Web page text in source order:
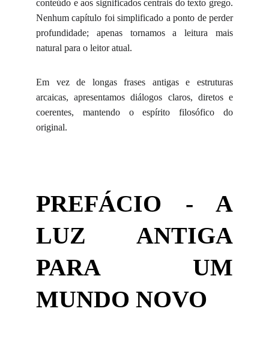
conteúdo e aos significados centrais do texto grego.
Nenhum capítulo foi simplificado a ponto de perder
profundidade; apenas tornamos a leitura mais
natural para o leitor atual.
Em vez de longas frases antigas e estruturas
arcaicas, apresentamos diálogos claros, diretos e
coerentes, mantendo o espírito filosófico do
original.
PREFÁCIO - A
LUZ ANTIGA
PARA UM
MUNDO NOVO